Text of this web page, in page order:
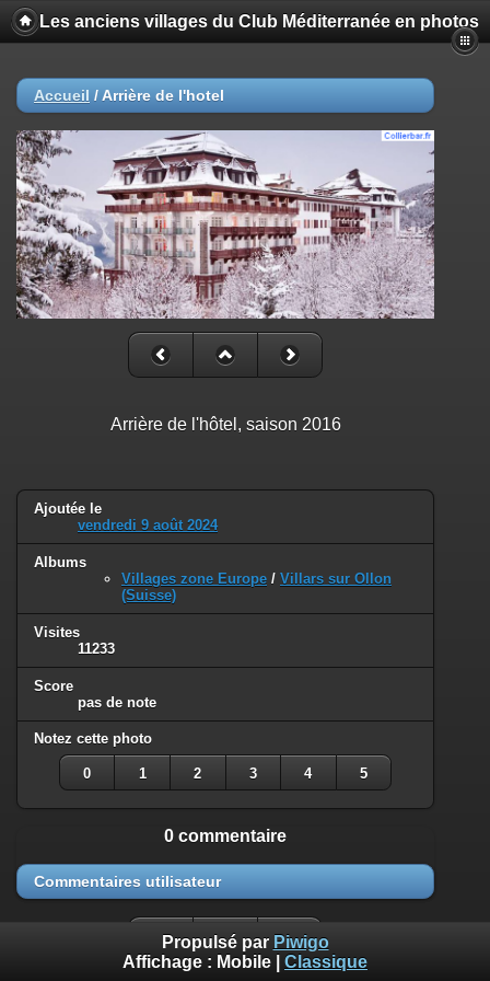
Les anciens villages du Club Méditerranée en photos
Accueil / Arrière de l'hotel
Arrière de l'hôtel, saison 2016
Ajoutée le
vendredi 9 août 2024
Albums
Villages zone Europe / Villars sur Ollon
(Suisse)
Visites
11233
Score
pas de note
Notez cette photo
0 1 2 3 4 5
0 commentaire
Commentaires utilisateur
Propulsé par Piwigo
Affichage : Mobile Classique